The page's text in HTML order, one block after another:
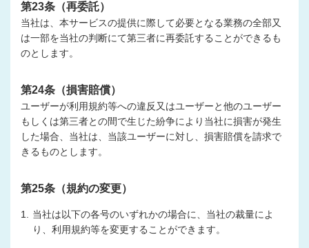
第23条（再委託）
当社は、本サービスの提供に際して必要となる業務の全部又
は一部を当社の判断にて第三者に再委託することができるも
のとします。
第24条（損害賠償）
ユーザーが利用規約等への違反又はユーザーと他のユーザー
もしくは第三者との間で生じた紛争により当社に損害が発生
した場合、当社は、当該ユーザーに対し、損害賠償を請求で
きるものとします。
第25条（規約の変更）
1. 当社は以下の各号のいずれかの場合に、当社の裁量によ
り、利用規約等を変更することができます。